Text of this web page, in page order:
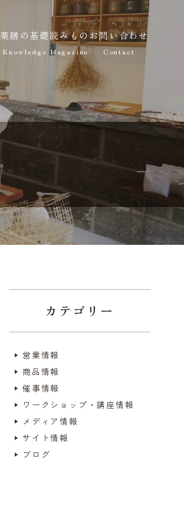
薬膳の基礎
Knowledge
読みもの
Magazine
お問い合わせ
Contact
カテゴリー
営業情報
商品情報
催事情報
ワークショップ・講座情報
メディア情報
サイト情報
ブログ